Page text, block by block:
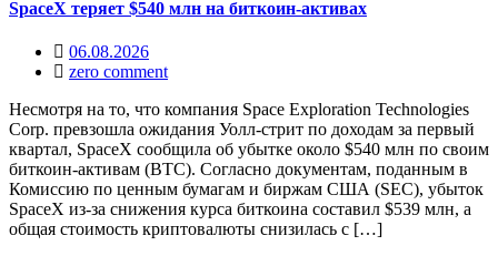
SpaceX теряет $540 млн на биткоин-активах
06.08.2026
zero comment
Несмотря на то, что компания Space Exploration Technologies
Corp. превзошла ожидания Уолл-стрит по доходам за первый
квартал, SpaceX сообщила об убытке около $540 млн по своим
биткоин-активам (BTC). Согласно документам, поданным в
Комиссию по ценным бумагам и биржам США (SEC), убыток
SpaceX из-за снижения курса биткоина составил $539 млн, а
общая стоимость криптовалюты снизилась с […]